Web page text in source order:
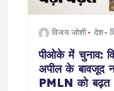
विजय जोशी देश-
पीओके में चुनाव:
अपील के बावजूद
PMLN को बढ़त